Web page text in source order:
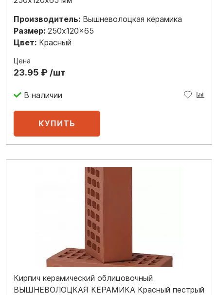
Производитель: Вышневолоцкая керамика
Размер: 250x120x65
Цвет: Красный
Цена
23.95 ₽ /шт
В наличии
Кирпич керамический облицовочный
ВЫШНЕВОЛОЦКАЯ КЕРАМИКА Красный пестрый